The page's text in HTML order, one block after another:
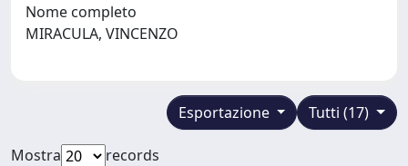
Nome completo
MIRACULA, VINCENZO
Tutti (17)
Esportazione
Mostra
records